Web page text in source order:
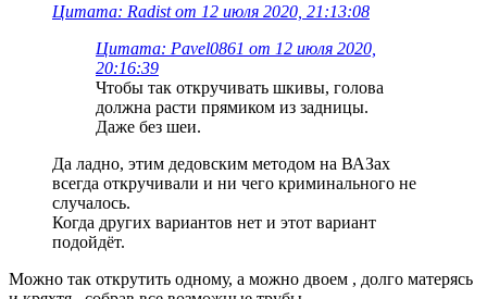
Цитата: Radist от 12 июля 2020, 21:13:08
Цитата: Pavel0861 от 12 июля 2020,
20:16:39
Чтобы так откручивать шкивы, голова
должна расти прямиком из задницы.
Даже без шеи.
Да ладно, этим дедовским методом на ВАЗах
всегда откручивали и ни чего криминального не
случалось.
Когда других вариантов нет и этот вариант
подойдёт.
Можно так открутить одному, а можно двоем , долго матерясь